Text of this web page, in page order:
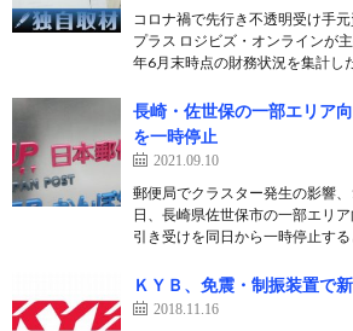
コロナ禍で先行き不透明受け手
プラス ロジビズ・オンラインが
年6月末時点の財務状況を集計し
長崎・佐世保の一部エリア
を一時停止
2021.09.10
郵便局でクラスター発生の影響
日、長崎県佐世保市の一部エリ
引き受けを同日から一時停止す
ＫＹＢ、免震・制振装置で
2018.11.16